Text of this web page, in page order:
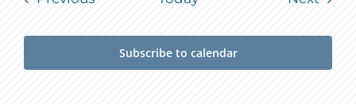
Subscribe to calendar